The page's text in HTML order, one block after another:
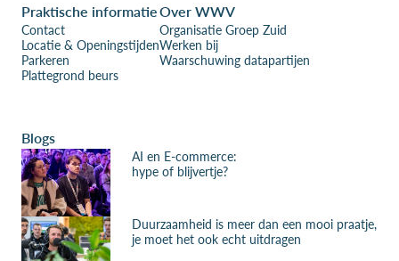
Praktische informatie
Contact
Locatie & Openingstijden
Parkeren
Plattegrond beurs
Over WWV
Organisatie Groep Zuid
Werken bij
Waarschuwing datapartijen
Blogs
AI en E-commerce:
hype of blijvertje?
Duurzaamheid is meer dan een mooi praatje,
je moet het ook echt uitdragen